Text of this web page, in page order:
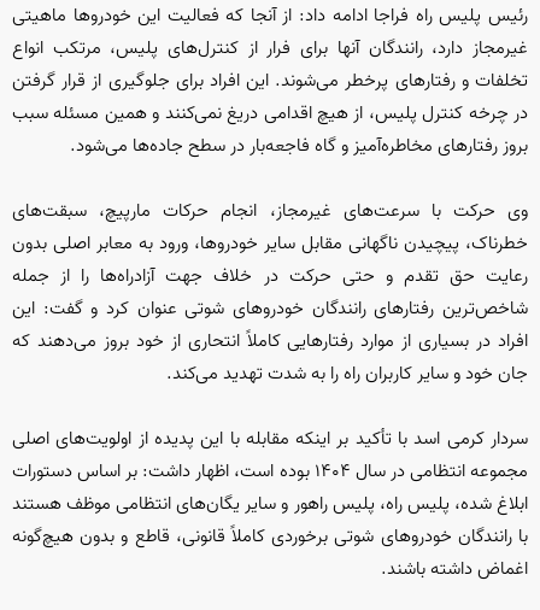
رئیس پلیس راه فراجا ادامه داد: از آنجا که فعالیت این خودروها ماهیتی
غیرمجاز دارد، رانندگان آنها برای فرار از کنترل‌های پلیس، مرتکب انواع
تخلفات و رفتارهای پرخطر می‌شوند. این افراد برای جلوگیری از قرار گرفتن
در چرخه کنترل پلیس، از هیچ اقدامی دریغ نمی‌کنند و همین مسئله سبب
بروز رفتارهای مخاطره‌آمیز و گاه فاجعه‌بار در سطح جاده‌ها می‌شود.
وی حرکت با سرعت‌های غیرمجاز، انجام حرکات مارپیچ، سبقت‌های
خطرناک، پیچیدن ناگهانی مقابل سایر خودروها، ورود به معابر اصلی بدون
رعایت حق تقدم و حتی حرکت در خلاف جهت آزادراه‌ها را از جمله
شاخص‌ترین رفتارهای رانندگان خودروهای شوتی عنوان کرد و گفت: این
افراد در بسیاری از موارد رفتارهایی کاملاً انتحاری از خود بروز می‌دهند که
جان خود و سایر کاربران راه را به شدت تهدید می‌کند.
سردار کرمی اسد با تأکید بر اینکه مقابله با این پدیده از اولویت‌های اصلی
مجموعه انتظامی در سال ۱۴۰۴ بوده است، اظهار داشت: بر اساس دستورات
ابلاغ شده، پلیس راه، پلیس راهور و سایر یگان‌های انتظامی موظف هستند
با رانندگان خودروهای شوتی برخوردی کاملاً قانونی، قاطع و بدون هیچ‌گونه
اغماض داشته باشند.